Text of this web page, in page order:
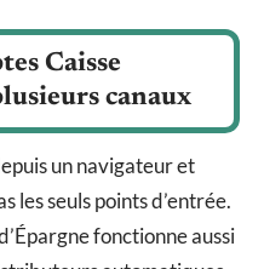
Caisse
canaux
un navigateur et
les seuls points d’entrée.
fonctionne aussi